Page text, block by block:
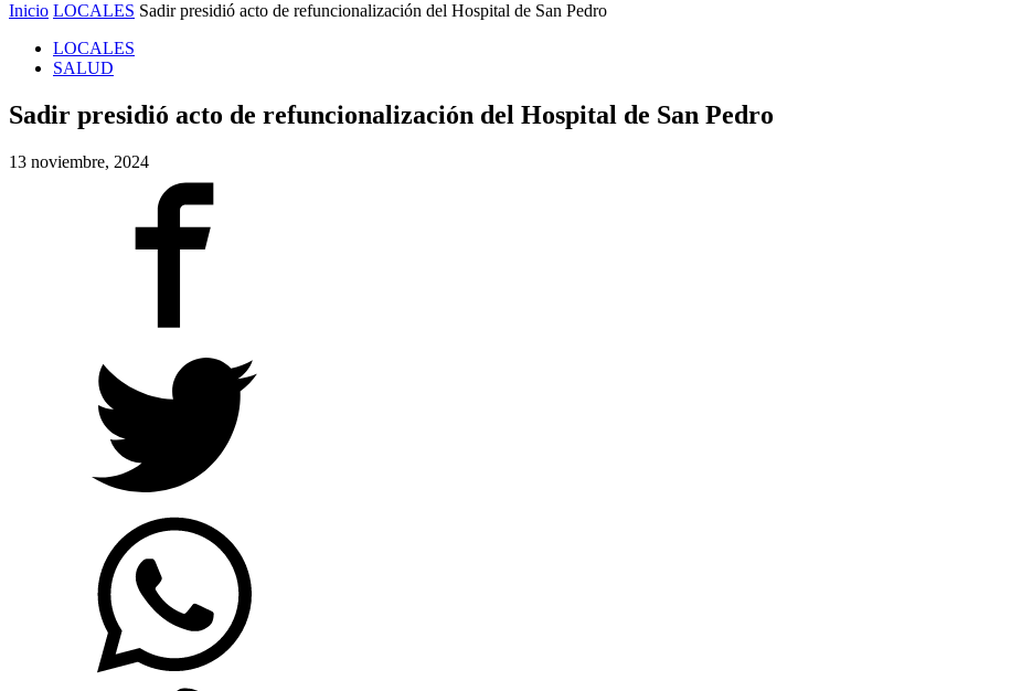
Inicio LOCALES Sadir presidió acto de refuncionalización del Hospital de San Pedro
LOCALES
SALUD
Sadir presidió acto de refuncionalización del Hospital de San Pedro
13 noviembre, 2024